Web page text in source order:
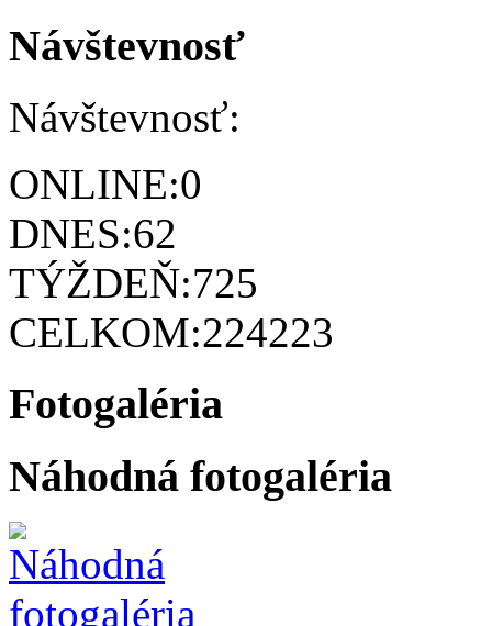
Návštevnosť
Návštevnosť:
ONLINE:0
DNES:62
TÝŽDEŇ:725
CELKOM:224223
Fotogaléria
Náhodná fotogaléria